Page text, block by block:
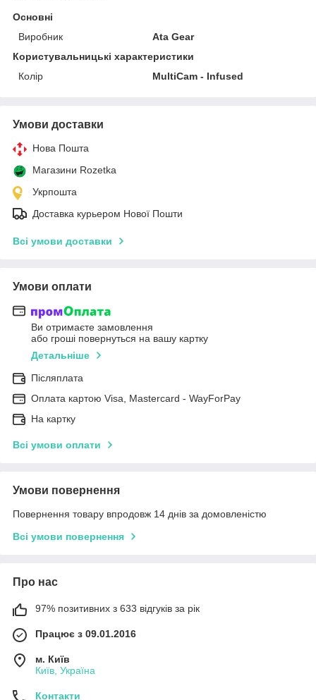
Основні
Виробник
Ata Gear
Користувальницькі характеристики
Колір
MultiCam - Infused
Умови доставки
Нова Пошта
Магазини Rozetka
Укрпошта
Доставка курьером Нової Пошти
Всі умови доставки
Умови оплати
Ви отримаєте замовлення
або гроші повернуться на вашу картку
Детальніше
Післяплата
Оплата картою Visa, Mastercard - WayForPay
На картку
Всі умови оплати
Умови повернення
Повернення товару впродовж 14 днів за домовленістю
Всі умови повернення
Про нас
97% позитивних з 633 відгуків за рік
Працює з 09.01.2016
м. Київ
Київ, Україна
Контакти